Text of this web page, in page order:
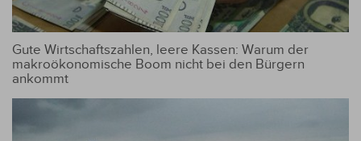
Gute Wirtschaftszahlen, leere Kassen: Warum der
makroökonomische Boom nicht bei den Bürgern
ankommt